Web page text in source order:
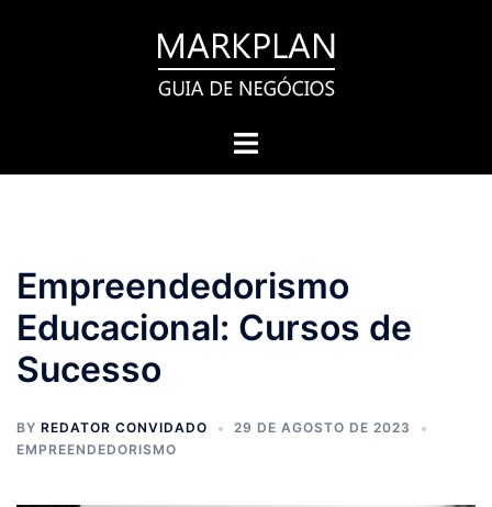
Toggle
Empreendedorismo
Educacional: Cursos de
Sucesso
BY REDATOR CONVIDADO
29 DE AGOSTO DE 2023
EMPREENDEDORISMO